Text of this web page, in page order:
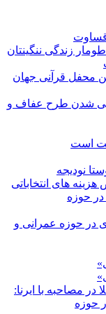
زندگی ننگینتان
محفل قرآنی جهان
شدن طرح عفاف و
است
نودیجه
های انتخاباتی
حوزه
در حوزه عمرانی و
مصاحبه با ایرنا:
حوزه